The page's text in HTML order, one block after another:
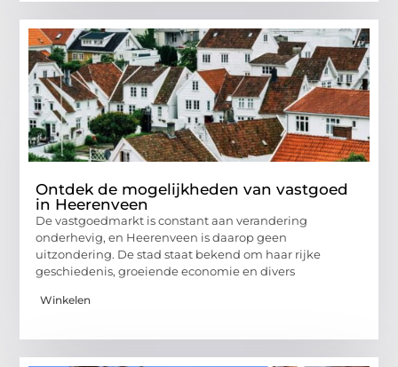
Ontdek de mogelijkheden van vastgoed
in Heerenveen
De vastgoedmarkt is constant aan verandering
onderhevig, en Heerenveen is daarop geen
uitzondering. De stad staat bekend om haar rijke
geschiedenis, groeiende economie en divers
Winkelen